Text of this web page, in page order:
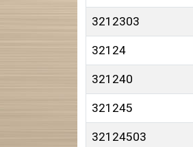
3212303
32124
321240
321245
32124503